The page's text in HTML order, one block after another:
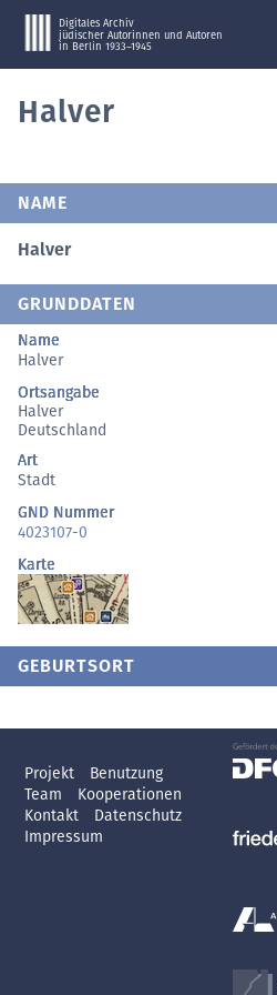
Digitales Archiv
jüdischer Autorinnen und Autoren
in Berlin 1933–1945
Halver
NAME
Halver
GRUNDDATEN
Name
Halver
Ortsangabe
Halver
Deutschland
Art
Stadt
GND Nummer
4023107-0
Karte
GEBURTSORT
Projekt
Benutzung
Team
Kooperationen
Kontakt
Datenschutz
Impressum